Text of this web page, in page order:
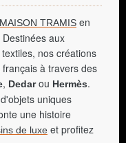
MAISON TRAMIS en
aux
nos créations
à travers des
, Dedarou Hermès.
uniques
une histoire
de luxe et profitez